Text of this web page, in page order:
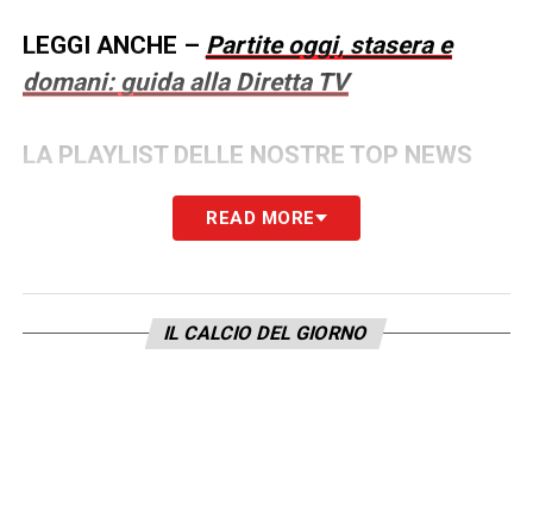
LEGGI ANCHE – Partite oggi, stasera e
domani: guida alla Diretta TV
LA PLAYLIST DELLE NOSTRE TOP NEWS
READ MORE
IL CALCIO DEL GIORNO